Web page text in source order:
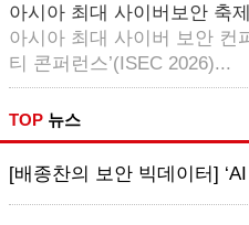
아시아 최대 사이버보안 축제
아시아 최대 사이버 보안 컨
티 콘퍼런스’(ISEC 2026)...
TOP 뉴스
[배종찬의 보안 빅데이터]